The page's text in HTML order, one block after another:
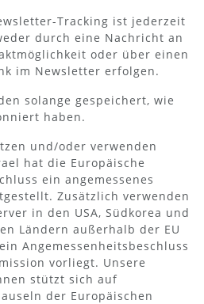
Tracking ist jederzeit
durch eine Nachricht an
oder über einen
im Newsletter erfolgen.
solange gespeichert, wie
haben.
und/oder verwenden
hat die Europäische
ein angemessenes
Zusätzlich verwenden
in den USA, Südkorea und
Ländern außerhalb der EU
Angemessenheitsbeschluss
vorliegt. Unsere
stützt sich auf
der Europäischen